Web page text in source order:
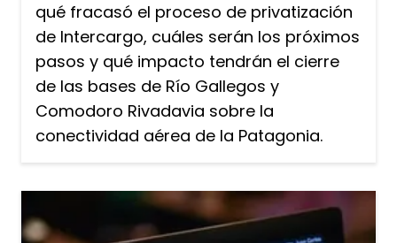
qué fracasó el proceso de privatización
de Intercargo, cuáles serán los próximos
pasos y qué impacto tendrán el cierre
de las bases de Río Gallegos y
Comodoro Rivadavia sobre la
conectividad aérea de la Patagonia.